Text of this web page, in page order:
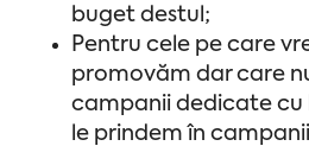
buget destul;
Pentru cele pe care
promovăm dar care
campanii dedicate cu
le prindem în